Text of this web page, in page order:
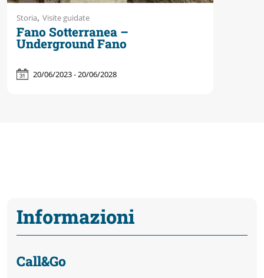
Storia, Visite guidate
Fano Sotterranea –
Underground Fano
20/06/2023 - 20/06/2028
Informazioni
Call&Go